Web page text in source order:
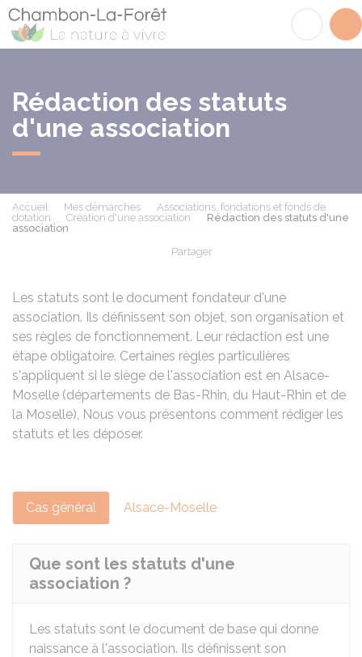
Rédaction des statuts
d'une association
Accueil Mes démarches
Associations, fondations et fonds de
dotation
Création d'une association
Rédaction des statuts d'une
association
Partager
Les statuts sont le document fondateur d'une
association. Ils définissent son objet, son organisation et
ses règles de fonctionnement. Leur rédaction est une
étape obligatoire. Certaines règles particulières
s'appliquent si le siège de l'association est en Alsace-
Moselle (départements de Bas-Rhin, du Haut-Rhin et de
la Moselle), Nous vous présentons comment rédiger les
statuts et les déposer.
Cas général Alsace-Moselle
Que sont les statuts d'une
association ?
Les statuts sont le document de base qui donne
naissance à l'association. Ils définissent son